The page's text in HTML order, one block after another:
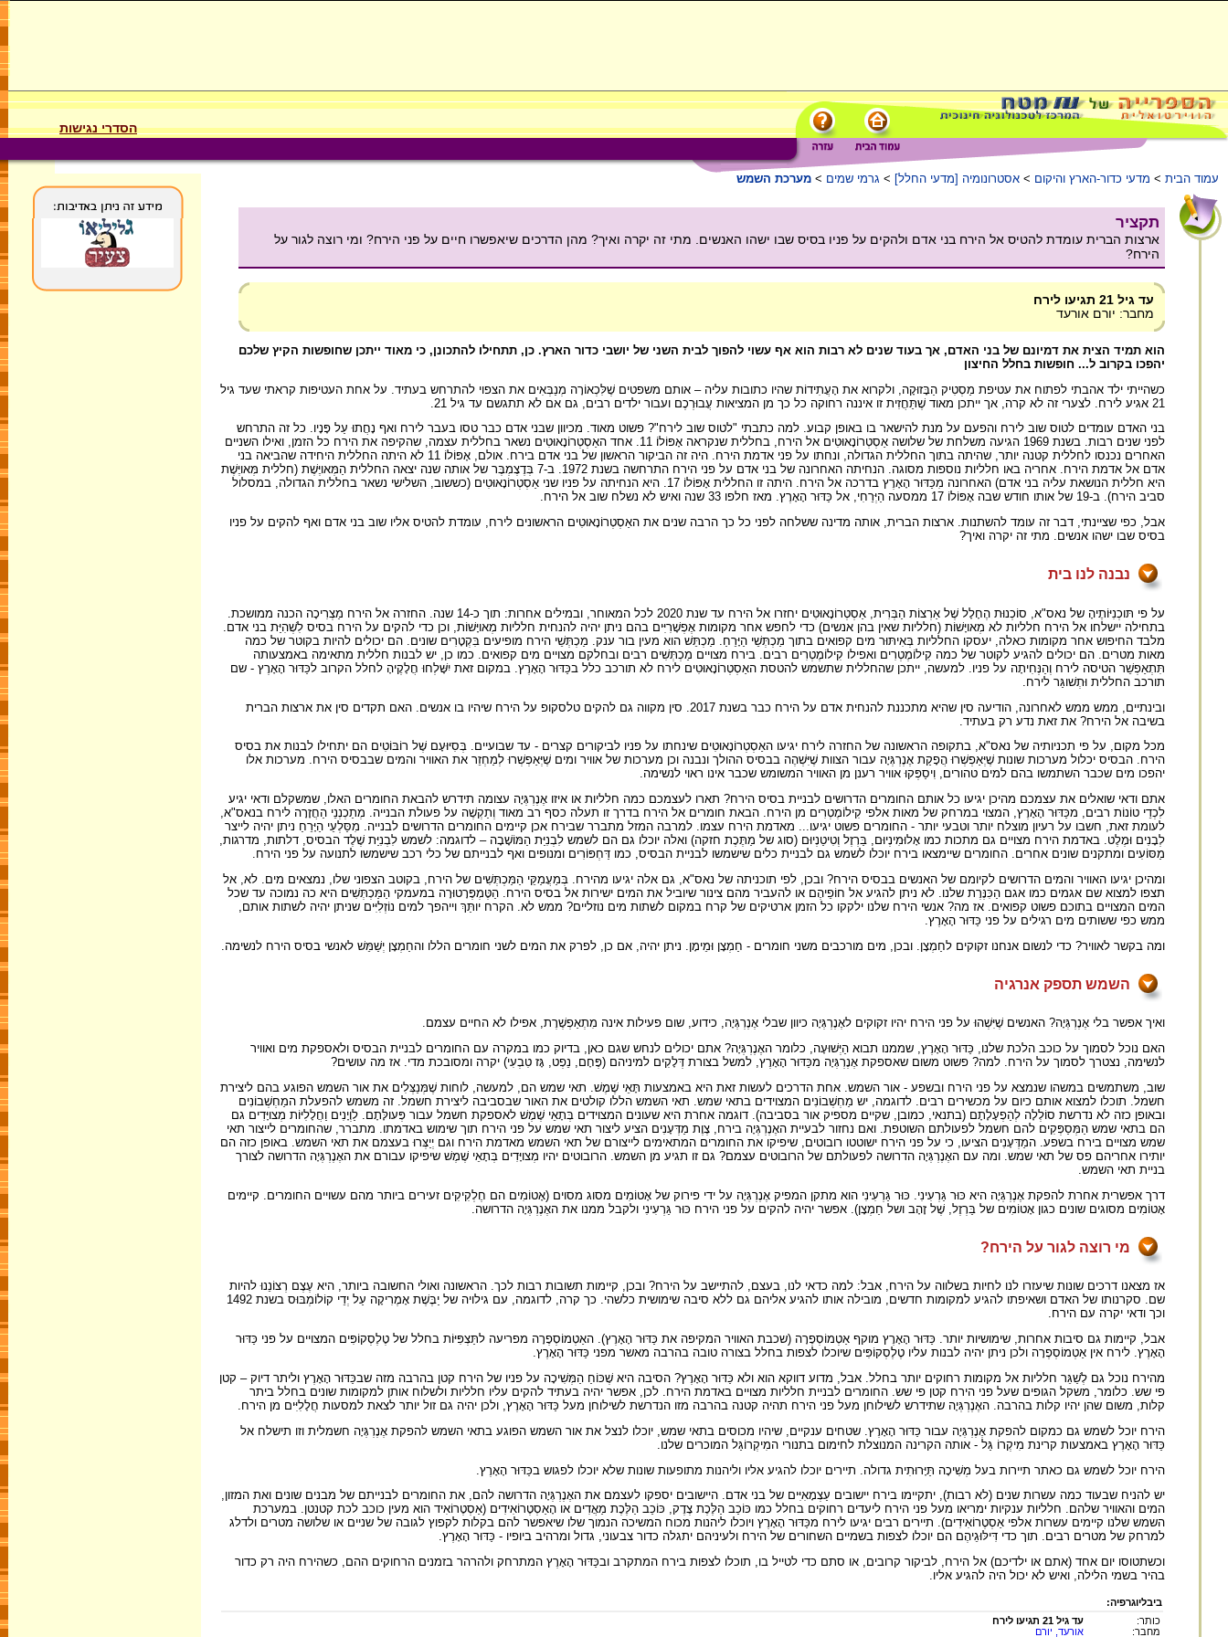
הסדרי נגישות
עמוד הבית > מדעי כדור-הארץ והיקום > אסטרונומיה [מדעי החלל] > גרמי שמים > מערכת השמש
תקציר
ארצות הברית עומדת להטיס אל הירח בני אדם ולהקים על פניו בסיס שבו ישהו האנשים. מתי זה יקרה ואיך? מהן הדרכים שיאפשרו חיים על פני הירח? ומי רוצה לגור על
הירח?
עד גיל 21 תגיעו לירח
מחבר: יורם אורעד
הוא תמיד הצית את דמיונם של בני האדם, אך בעוד שנים לא רבות הוא אף עשוי להפוך לבית השני של יושבי כדור הארץ. כן, תתחילו להתכונן, כי מאוד ייתכן שחופשות הקיץ שלכם
יהפכו בקרוב ל... חופשות בחלל החיצון
כשהייתי ילד אהבתי לפתוח את עטיפת מַסְטִיק הַבָּזוּקָה, ולקרוא את הָעֲתִידוֹת שהיו כתובות עליה – אותם משפטים שֶׁלִּכְאוֹרָה מְנַבְּאִים את הצפוי להתרחש בעתיד. על אחת העטיפות קראתי שעד גיל
21 אגיע לירח. לצערי זה לא קרה, אך ייתכן מאוד שֶׁתַּחֲזִית זו איננה רחוקה כל כך מן המציאות עֲבוּרְכֶם ועבור ילדים רבים, גם אם לא תתגשם עד גיל 21.
בני האדם עומדים לטוס שוב לירח והפעם על מנת להישאר בו באופן קבוע. למה כתבתי "לטוס שוב לירח"? פשוט מאוד. מכיוון שבני אדם כבר טסו בעבר לירח ואף נָחֲתוּ עַל פָּנָיו. כל זה התרחש
לפני שנים רבות. בשנת 1969 הגיעה משלחת של שלושה אַסְטְרוֹנָאוּטִים אל הירח, בחללית שנקראה אָפּוֹלוֹ 11. אחד האַסְטְרוֹנָאוּטִים נשאר בחללית עצמה, שהקיפה את הירח כל הזמן, ואילו השניים
האחרים נכנסו לחללית קטנה יותר, שהיתה בתוך החללית הגדולה, ונחתו על פני אדמת הירח. היה זה הביקור הראשון של בני אדם בירח. אולם, אָפּוֹלוֹ 11 לא היתה החללית היחידה שהביאה בני
אדם אל אדמת הירח. אחריה באו חלליות נוספות מסוגה. הנחיתה האחרונה של בני אדם על פני הירח התרחשה בשנת 1972. ב-7 בְּדֶצֶמְבֶּר של אותה שנה יצאה החללית הַמְּאויֶּשֶׁת (חללית מְּאויֶּשֶׁת
היא חללית הנושאת עליה בני אדם) האחרונה מִכַּדּוּר הָאָרֶץ בדרכה אל הירח. היתה זו החללית אָפּוֹלוֹ 17. היא הנחיתה על פניו שני אַסְטְרוֹנָאוּטִים (כששוב, השלישי נשאר בחללית הגדולה, במסלול
סביב הירח). ב-19 של אותו חודש שבה אָפּוֹלוֹ 17 ממסעה הַיְּרֵחִי, אל כַּדּוּר הָאָרֶץ. מאז חלפו 33 שנה ואיש לא נשלח שוב אל הירח.
אבל, כפי שציינתי, דבר זה עומד להשתנות. ארצות הברית, אותה מדינה ששלחה לפני כל כך הרבה שנים את האַסְטְרוֹנָאוּטִים הראשונים לירח, עומדת להטיס אליו שוב בני אדם ואף להקים על פניו
בסיס שבו ישהו אנשים. מתי זה יקרה ואיך?
נבנה לנו בית
על פי תּוכְנִיּוֹתֶיהָ של נאס"א, סוֹכְנוּת הֶחָלָל שֶׁל אַרְצוֹת הַבְּרִית, אַסְטְרוֹנָאוּטִים יחזרו אל הירח עד שנת 2020 לכל המאוחר, ובמילים אחרות: תוך כ-14 שנה. החזרה אל הירח מַצְרִיכָה הכנה ממושכת.
בתחילה יישלחו אל הירח חלליות לא מְאויָּשׁוֹת (חלליות שאין בהן אנשים) כדי לחפש אחר מקומות אֶפְשָׁרִיִּים בהם ניתן יהיה להנחית חלליות מְאויָּשׁוֹת, וכן כדי להקים על הירח בסיס לִשְׁהִיַּת בני אדם.
מלבד החיפוש אחר מקומות כאלה, יעסקו החלליות בְּאִיתּוּר מים קפואים בתוך מַכְתְּשֵׁי הַיָּרֵחַ. מַכְתֵּשׁ הוא מעין בור ענק. מַכְתְּשֵׁי הירח מופיעים בִּקְטָרִים שונים. הם יכולים להיות בקוטר של כמה
מאות מטרים. הם יכולים להגיע לקוטר של כמה קִילוֹמֶטְרִים ואפילו קִילוֹמֶטְרִים רבים. בירח מצויים מַכְתְּשִׁים רבים ובחלקם מצויים מים קפואים. כמו כן, יש לבנות חללית מתאימה באמצעותה
תִּתְאַפְשֵׁר הטיסה לירח וְהַנְּחִיתָה על פניו. למעשה, ייתכן שהחללית שתשמש להטסת האַסְטְרוֹנָאוּטִים לירח לא תורכב כלל בכַּדּוּר הָאָרֶץ. במקום זאת יִשָּׁלְחוּ חֲלָקֶיהָ לחלל הקרוב לכַּדּוּר הָאָרֶץ - שם
תורכב החללית וּתְשׁוגַּר לירח.
ובינתיים, ממש ממש לאחרונה, הודיעה סין שהיא מתכננת להנחית אדם על הירח כבר בשנת 2017. סין מקווה גם להקים טלסקופ על הירח שיהיו בו אנשים. האם תקדים סין את ארצות הברית
בשיבה אל הירח? את זאת נדע רק בעתיד.
מכל מקום, על פי תכניותיה של נאס"א, בתקופה הראשונה של החזרה לירח יגיעו האַסְטְרוֹנָאוּטִים שינחתו על פניו לביקורים קצרים - עד שבועיים. בְּסִיּוּעָם שֶׁל רוֹבּוֹטִים הם יתחילו לבנות את בסיס
הירח. הבסיס יכלול מערכות שונות שֶׁיְּאַפְשְׁרוּ הֲפָקַת אֶנֶרְגְּיָה עבור הצוות שֶׁיִּשְׁהֶה בבסיס ההולך ונבנה וכן מערכות של אוויר ומים שֶׁיְּאַפְשְׁרוּ לְמַחְזֵר את האוויר והמים שבבסיס הירח. מערכות אלו
יהפכו מים שכבר השתמשו בהם למים טהורים, וִיסַפְּקוּ אוויר רענן מן האוויר המשומש שכבר אינו ראוי לנשימה.
אתם ודאי שואלים את עצמכם מהיכן יגיעו כל אותם החומרים הדרושים לבניית בסיס הירח? תארו לעצמכם כמה חלליות או איזו אֶנֶרְגְּיָה עצומה תידרש להבאת החומרים האלו, שמשקלם ודאי יגיע
לִכְדֵי טוֹנוֹת רבים, מכַּדּוּר הָאָרֶץ, המצוי במרחק של מאות אלפי קִילוֹמֶטְרִים מן הירח. הבאת חומרים אל הירח בדרך זו תעלה כסף רב מאוד וְתַקְשֶׁה על פעולת הבנייה. מְתַכְנְנֵי הַחֲזָרָה לירח בנאס"א,
לעומת זאת, חשבו על רעיון מוצלח יותר וטבעי יותר - החומרים פשוט יגיעו... מאדמת הירח עצמו. למרבה המזל מתברר שבירח אכן קיימים החומרים הדרושים לבנייה. מִסַּלְעֵי הַיָּרֵחַ ניתן יהיה לייצר
לְבָנִים וּמֶלֶט. באדמת הירח מצויים גם מתכות כמו אָלוּמִינְיוּם, בַּרְזֶל וְטִיטַנְיוּם (סוג של מַתֶּכֶת חזקה) ואלה יוכלו גם הם לשמש לִבְנִיַּת הַמּוֹשָׁבָה – לדוגמה: לשמש לִבְנִיַּת שֶׁלֶד הבסיס, דלתות, מדרגות,
מַסּוֹעִים ומתקנים שונים אחרים. החומרים שיימצאו בירח יוכלו לשמש גם לבניית כלים שישמשו לבניית הבסיס, כמו דַּחְפּוֹרִים ומנופים ואף לבנייתם של כלי רכב שישמשו לתנועה על פני הירח.
ומהיכן יגיעו האוויר והמים הדרושים לקיומם של האנשים בבסיס הירח? ובכן, לפי תוכניתה של נאס"א, גם אלה יגיעו מהירח. בְּמַעֲמַקֵּי הַמַּכְתְּשִׁים של הירח, בקוטב הצפוני שלו, נמצאים מים. לא, אל
תצפו למצוא שם אגמים כמו אגם הַכִּנֶּרֶת שלנו. לא ניתן להגיע אל חוֹפֵיהֶם או להעביר מהם צינור שיוביל את המים ישירות אל בסיס הירח. הַטֶּמְפֶּרָטוּרָה במעמקי הַמַּכְתְּשִׁים היא כה נמוכה עד שכל
המים המצויים בתוכם פשוט קפואים. אז מה? אנשי הירח שלנו ילקקו כל הזמן ארטיקים של קרח במקום לשתות מים נוזליים? ממש לא. הקרח יותַּךְ וייהפך למים נוֹזְלִיִּים שניתן יהיה לשתות אותם,
ממש כפי ששותים מים רגילים על פני כַּדּוּר הָאָרֶץ.
ומה בקשר לאוויר? כדי לנשום אנחנו זקוקים לחַמְצָן. ובכן, מים מורכבים משני חומרים - חַמְצָן וּמֵימָן. ניתן יהיה, אם כן, לפרק את המים לשני חומרים הללו והחַמְצָן יְשַׁמֵּשׁ לאנשי בסיס הירח לנשימה.
השמש תספק אנרגיה
ואיך אפשר בלי אֶנֶרְגְּיָה? האנשים שֶׁיִּשְׁהוּ על פני הירח יהיו זקוקים לאֶנֶרְגְּיָה כיוון שבלי אֶנֶרְגְּיָה, כידוע, שום פעילות אינה מִתְאַפְשֶׁרֶת, אפילו לא החיים עצמם.
האם נוכל לסמוך על כוכב הלכת שלנו, כַּדּוּר הָאָרֶץ, שממנו תבוא הַיְּשׁוּעָה, כלומר האֶנֶרְגְּיָה? אתם יכולים לנחש שגם כאן, בדיוק כמו במקרה עם החומרים לבניית הבסיס ולאספקת מים ואוויר
לנשימה, נצטרך לסמוך על הירח. למה? פשוט משום שאספקת אֶנֶרְגְּיָה מכַּדּוּר הָאָרֶץ, למשל בצורת דְּלָקִים למיניהם (פֶּחָם, נֵפְט, גָּז טִבְעִי) יקרה ומסובכת מדי. אז מה עושים?
שוב, משתמשים במשהו שנמצא על פני הירח ובשפע - אור השמש. אחת הדרכים לעשות זאת היא באמצעות תָּאֵי שֶׁמֶשׁ. תאי שמש הם, למעשה, לוחות שֶׁמְּנַצְּלִים את אור השמש הפוגע בהם ליצירת
חשמל. תוכלו למצוא אותם כיום על מכשירים רבים. לדוגמה, יש מַחְשְׁבוֹנִים המצוידים בתאי שמש. תאי השמש הללו קולטים את האור שבסביבה ליצירת חשמל. זה משמש להפעלת המַחְשְׁבוֹנִים
ובאופן כזה לא נדרשת סוֹלְלָה לְהַפְעָלָתָם (בתנאי, כמובן, שקיים מספיק אור בסביבה). דוגמה אחרת היא שעונים המצוידים בְּתָאֵי שֶׁמֶשׁ לאספקת חשמל עבור פְּעולָּתָם. לַוְיָנִים וַחֲלָלִיּוֹת מְצויָּדִים גם
הם בתאי שמש הַמְּסַפְּקִים להם חשמל לפעולתם השוטפת. ואם נחזור לבעיית האֶנֶרְגְּיָה בירח, צֶוֶת מַדְּעָנִים הציע ליצור תאי שמש על פני הירח תוך שימוש באדמתו. מתברר, שהחומרים לייצור תאי
שמש מצויים בירח בשפע. המַדְּעָנִים הציעו, כי על פני הירח ישוטטו רובוטים, שיפיקו את החומרים המתאימים לייצורם של תאי השמש מאדמת הירח וגם יְיַצְּרוּ בעצמם את תאי השמש. באופן כזה הם
יותירו אחריהם פס של תאי שמש. ומה עם האֶנֶרְגְּיָה הדרושה לפעולתם של הרובוטים עצמם? גם זו תגיע מן השמש. הרובוטים יהיו מְצויָּדִים בְּתָאֵי שֶׁמֶשׁ שיפיקו עבורם את האֶנֶרְגְּיָה הדרושה לצורך
בניית תאי השמש.
דרך אפשרית אחרת להפקת אֶנֶרְגְּיָה היא כּוּר גַּרְעִינִי. כּוּר גַּרְעִינִי הוא מתקן המפיק אֶנֶרְגְּיָה על ידי פירוק של אָטוֹמִים מסוג מסוים (אָטוֹמִים הם חֶלְקִיקִים זעירים ביותר מהם עשויים החומרים. קיימים
אָטוֹמִים מסוגים שונים כגון אָטוֹמִים של בַּרְזֶל, שֶׁל זָהָב ושל חַמְצָן). אפשר יהיה להקים על פני הירח כּוּר גַּרְעִינִי ולקבל ממנו את האֶנֶרְגְּיָה הדרושה.
מי רוצה לגור על הירח?
אז מצאנו דרכים שונות שיעזרו לנו לחיות בשלווה על הירח, אבל: למה כדאי לנו, בעצם, להתיישב על הירח? ובכן, קיימות תשובות רבות לכך. הראשונה ואולי החשובה ביותר, היא עֶצֶם רְצוֹנֵנוּ להיות
שם. סקרנותו של האדם ושאיפתו להגיע למקומות חדשים, מובילה אותו להגיע אליהם גם ללא סיבה שימושית כלשהי. כך קרה, לדוגמה, עם גילויה של יַבֶּשֶׁת אָמֶרִיקָה עַל יְדֵי קוֹלוֹמְבּוּס בשנת 1492
וכך ודאי יקרה עם הירח.
אבל, קיימות גם סיבות אחרות, שימושיות יותר. כַּדּוּר הָאָרֶץ מוקף אַטְמוֹסְפֶרָה (שכבת האוויר המקיפה את כַּדּוּר הָאָרֶץ). האַטְמוֹסְפֶרָה מפריעה לתַּצְפִּיּוֹת בחלל של טֶלֶסְקוֹפִּים המצויים על פני כַּדּוּר
הָאָרֶץ. לירח אין אַטְמוֹסְפֶרָה ולכן ניתן יהיה לבנות עליו טֶלֶסְקוֹפִּים שיוכלו לצפות בחלל בצורה טובה בהרבה מאשר מפני כַּדּוּר הָאָרֶץ.
מהירח נוכל גם לְשַׁגֵּר חלליות אל מקומות רחוקים יותר בחלל. אבל, מדוע דווקא הוא ולא כַּדּוּר הָאָרֶץ? הסיבה היא שֶׁכּוֹחַ הַמְּשִׁיכָה על פניו של הירח קטן בהרבה מזה שבכַּדּוּר הָאָרֶץ וליתר דיוק – קטן
פי שש. כלומר, משקל הגופים שעל פני הירח קטן פי שש. החומרים לבניית חלליות מצויים באדמת הירח. לכן, אפשר יהיה בעתיד להקים עליו חלליות ולשלוח אותן למקומות שונים בחלל ביתר
קלות, משום שהן יהיו קלות בהרבה. האֶנֶרְגְּיָה שתידרש לשילוחן מעל פני הירח תהיה קטנה בהרבה מזו הנדרשת לשילוחן מעל כַּדּוּר הָאָרֶץ, ולכן יהיה גם זול יותר לצאת למסעות חֲלָלִיִּים מן הירח.
הירח יוכל לשמש גם כמקום להפקת אֶנֶרְגְּיָה עבור כַּדּוּר הָאָרֶץ. שטחים ענקיים, שיהיו מכוסים בתאי שמש, יוכלו לנצל את אור השמש הפוגע בתאי השמש להפקת אֶנֶרְגְּיָה חשמלית וזו תישלח אל
כַּדּוּר הָאָרֶץ באמצעות קרינת מִיקְרוֹ גַּל - אותה הקרינה המנוצלת לחימום בתנורי המִיקְרוֹגַּל המוכרים שלנו.
הירח יוכל לשמש גם כאתר תיירות בעל מְשִׁיכָה תַּיָּרוּתִית גדולה. תיירים יוכלו להגיע אליו וליהנות מתופעות שונות שלא יוכלו לפגוש בכַּדּוּר הָאָרֶץ.
יש להניח שבעוד כמה עשרות שנים (לא רבות), יתקיימו בירח יישובים עַצְמָאִיִּים של בני אדם. היישובים יספקו לעצמם את האֶנֶרְגְּיָה הדרושה להם, את החומרים לבנייתם של מבנים שונים ואת המזון,
המים והאוויר שלהם. חלליות ענקיות ימריאו מעל פני הירח ליעדים רחוקים בחלל כמו כּוֹכַב הַלֶּכֶת צֶדֶק, כּוֹכַב הַלֶּכֶת מַאֲדִים או הָאַסְטֶרוֹאִידִים (אַסְטֶרוֹאִיד הוא מעין כוכב לכת קטנטן. במערכת
השמש שלנו קיימים עשרות אלפי אַסְטֶרוֹאִידִים). תיירים רבים יגיעו לירח מכַּדּוּר הָאָרֶץ ויוכלו ליהנות מכוח המשיכה הנמוך שלו שיאפשר להם בקלות לקפוץ לגובה של שניים או שלושה מטרים ולדלג
למרחק של מטרים רבים. תוך כדי דִּילּוּגֵיהֶם הם יוכלו לצפות בשמיים השחורים של הירח ולעיניהם יתגלה כדור צבעוני, גדול ומרהיב ביופיו - כַּדּוּר הָאָרֶץ.
וכשתטוסו יום אחד (אתם או ילדיכם) אל הירח, לביקור קרובים, או סתם כדי לטייל בו, תוכלו לצפות בירח המתקרב ובכַּדּוּר הָאָרֶץ המתרחק ולהרהר בזמנים הרחוקים ההם, כשהירח היה רק כדור
בהיר בשמי הלילה, ואיש לא יכול היה להגיע אליו.
ביבליוגרפיה:
כותר:
עד גיל 21 תגיעו לירח
מחבר:
אורעד, יורם